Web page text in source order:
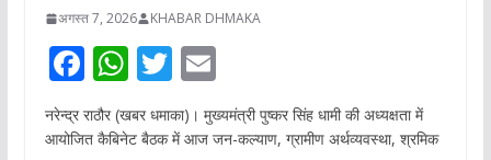
अगस्त 7, 2026 KHABAR DHMAKA
F
ac
e
W
h
at
T
w
itt
E
m
ai
नरेन्द्र राठौर (खबर धमाका)। मुख्यमंत्री पुष्कर सिंह धामी की अध्यक्षता में
आयोजित कैबिनेट बैठक में आज जन-कल्याण, ग्रामीण अर्थव्यवस्था, श्रमिक